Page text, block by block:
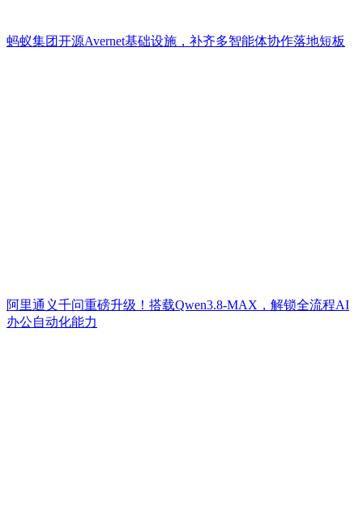
蚂蚁集团开源Avernet基础设施，补齐多智能体协作落地短板
阿里通义千问重磅升级！搭载Qwen3.8-MAX，解锁全流程AI
办公自动化能力